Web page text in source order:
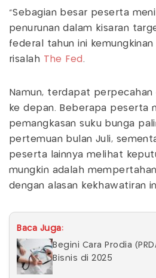
"Sebagian besar peserta
penurunan dalam kisaran
federal tahun ini
risalah The Fed .
Namun, terdapat perpecahan
ke depan. Beberapa peserta
pemangkasan suku bunga
pertemuan bulan Juli,
peserta lainnya melihat
mungkin adalah
dengan alasan kekhawatiran
Baca Juga:
Begini Cara Prodia
Bisnis di 2025